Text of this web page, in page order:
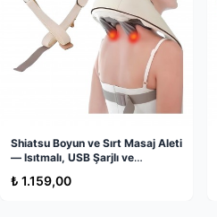
Shiatsu Boyun ve Sırt Masaj Aleti
— Isıtmalı, USB Şarjlı ve
₺ 1.159,00